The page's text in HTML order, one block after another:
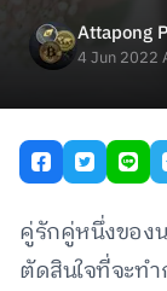
Attapong
4 Jun 2022
คู่รักคู่หนึ่งของ
ตัดสินใจที่จะทำ